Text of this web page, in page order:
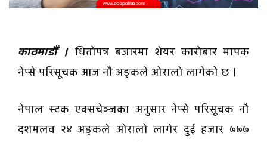
काठमाडौँ । धितोपत्र बजारमा शेयर कारोबार मापक
नेप्से परिसूचक आज नौ अङ्कले ओरालो लागेको छ ।
नेपाल स्टक एक्सचेञ्जका अनुसार नेप्से परिसूचक नौ
दशमलव २४ अङ्कले ओरालो लागेर दुई हजार ७७७